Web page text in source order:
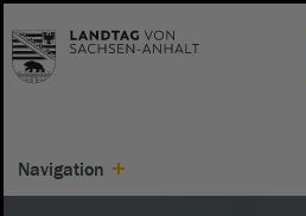
Navigation